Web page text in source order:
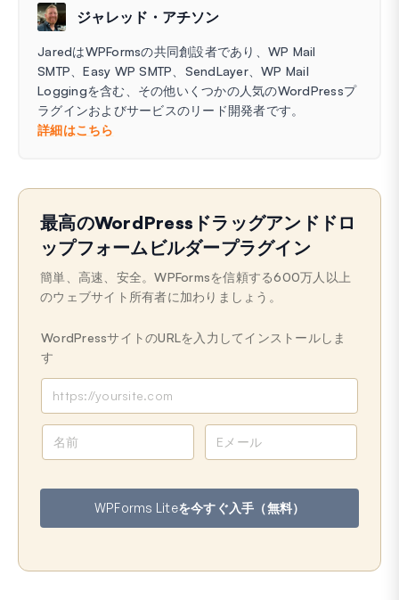
ジャレッド・アチソン
JaredはWPFormsの共同創設者であり、WP Mail
SMTP、Easy WP SMTP、SendLayer、WP Mail
Loggingを含む、その他いくつかの人気のWordPressプ
ラグインおよびサービスのリード開発者です。
詳細はこちら
最高のWordPressドラッグアンドドロ
ップフォームビルダープラグイン
簡単、高速、安全。WPFormsを信頼する600万人以上
のウェブサイト所有者に加わりましょう。
WordPressサイトのURLを入力してインストールしま
す
ア
ド
レ
WPForms Liteを今すぐ入手（無料）